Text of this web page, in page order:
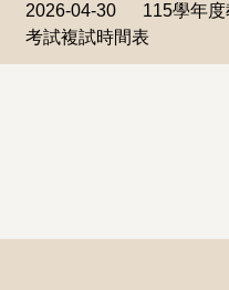
2026-04-30
115學年
考試複試時間表